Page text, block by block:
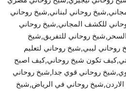
روحاني لبناني,شيخ روحاني
للكشف المجاني,شيخ روحاني
روحاني للتفريق,شيخ
روحاني ليبي,شيخ روحاني لتعليم
تكون شيخ روحاني,كيف اصبح
روحاني قوي جدا,شيخ روحاني
روحاني في الرياض,شيخ